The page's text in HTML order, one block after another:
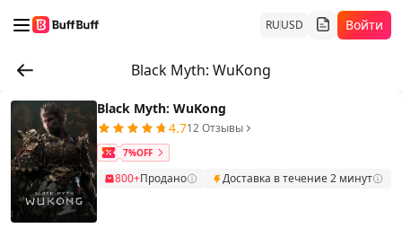
RUUSD Войти
Black Myth: WuKong
Black Myth: WuKong
4.712 Отзывы
7%OFF
800+Продано Доставка в течение 2 минут